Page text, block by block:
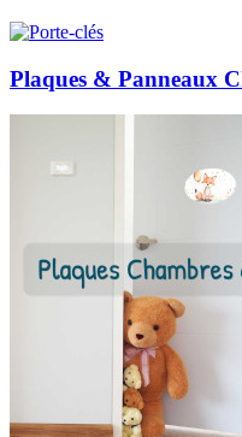
Plaques & Panneaux